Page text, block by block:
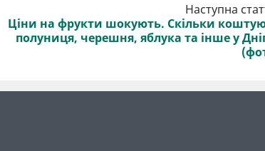
Наступна
Ціни на фрукти шокують. Скільки
полуниця, черешня, яблука та інше у